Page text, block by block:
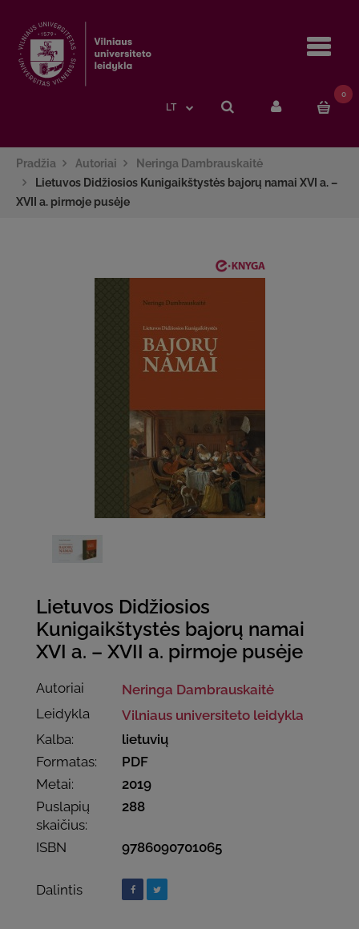
LT
0
Pradžia Autoriai
Neringa Dambrauskaitė
Lietuvos Didžiosios Kunigaikštystės bajorų namai XVI a. –
XVII a. pirmoje pusėje
Lietuvos Didžiosios
Kunigaikštystės bajorų namai
XVI a. – XVII a. pirmoje pusėje
Autoriai
Neringa Dambrauskaitė
Leidykla
Vilniaus universiteto leidykla
Kalba:
lietuvių
Formatas:
PDF
Metai:
2019
Puslapių
skaičius:
288
ISBN 9786090701065
Dalintis